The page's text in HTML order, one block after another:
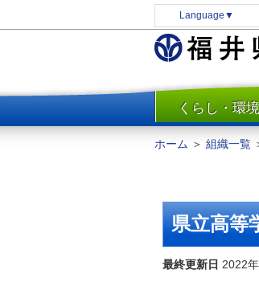
Language ▼
くらし・環境
防災
水道・エネルギー
住まい・土地
環境問題・廃棄物
イクル
ホーム ＞ 組織一覧
県立高等
最終更新日 2022